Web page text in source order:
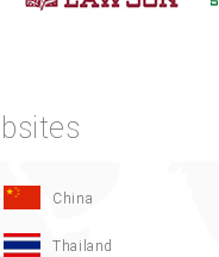
China
Thailand